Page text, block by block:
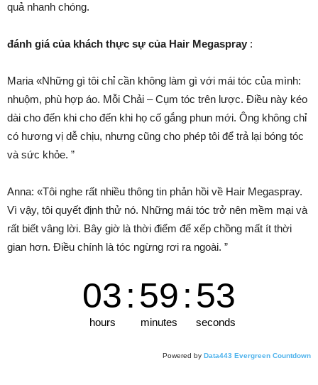
quả nhanh chóng.
đánh giá của khách thực sự của Hair Megaspray :
Maria «Những gì tôi chỉ cần không làm gì với mái tóc của mình:
nhuộm, phù hợp áo. Mỗi Chải – Cụm tóc trên lược. Điều này kéo
dài cho đến khi cho đến khi họ cố gắng phun mới. Ông không chỉ
có hương vị dễ chịu, nhưng cũng cho phép tôi để trả lại bóng tóc
và sức khỏe. ”
Anna: «Tôi nghe rất nhiều thông tin phản hồi về Hair Megaspray.
Vì vậy, tôi quyết định thử nó. Những mái tóc trở nên mềm mại và
rất biết vâng lời. Bây giờ là thời điểm để xếp chồng mất ít thời
gian hơn. Điều chính là tóc ngừng rơi ra ngoài. ”
03
hours
:59
minutes
:52
seconds
Powered by Data443 Evergreen Countdown